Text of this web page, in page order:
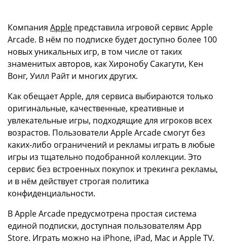
Компания Apple представила игровой сервис Apple
Arcade. В нём по подписке будет доступно более 100
новых уникальных игр, в том числе от таких
знаменитых авторов, как Хиронобу Сакагути, Кен
Вонг, Уилл Райт и многих других.
Как обещает Apple, для сервиса выбираются только
оригинальные, качественные, креативные и
увлекательные игры, подходящие для игроков всех
возрастов. Пользователи Apple Arcade смогут без
каких‑либо ограничений и рекламы играть в любые
игры из тщательно подобранной коллекции. Это
сервис без встроенных покупок и трекинга рекламы,
и в нём действует строгая политика
конфиденциальности.
В Apple Arcade предусмотрена простая система
единой подписки, доступная пользователям App
Store. Играть можно на iPhone, iPad, Mac и Apple TV.